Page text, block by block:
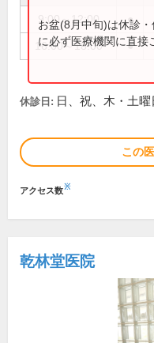
9:00～12:00 ●
16:00～18:00 ●
お盆(8月中旬)は休診
に必ず医療機関に直接
休診日: 日、祝、木・土
この
アクセス数※
乾林堂医院